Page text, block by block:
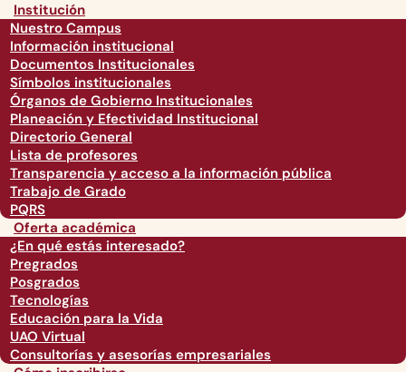
Institución
Nuestro Campus
Información institucional
Documentos Institucionales
Símbolos institucionales
Órganos de Gobierno Institucionales
Planeación y Efectividad Institucional
Directorio General
Lista de profesores
Transparencia y acceso a la información pública
Trabajo de Grado
PQRS
Oferta académica
¿En qué estás interesado?
Pregrados
Posgrados
Tecnologías
Educación para la Vida
UAO Virtual
Consultorías y asesorías empresariales